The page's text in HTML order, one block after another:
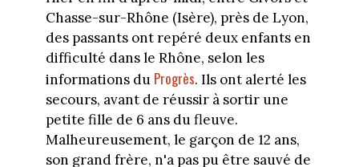
Chasse-sur-Rhône (Isère), près de Lyon,
des passants ont repéré deux enfants en
difficulté dans le Rhône, selon les
informations du Progrès. Ils ont alerté les
secours, avant de réussir à sortir une
petite fille de 6 ans du fleuve.
Malheureusement, le garçon de 12 ans,
son grand frère, n'a pas pu être sauvé de